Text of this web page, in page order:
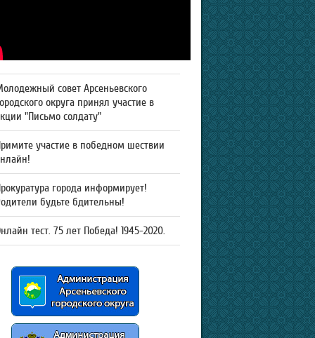
совет Арсеньевского
округа принял участие в
"Письмо солдату"
участие в победном шествии
города информирует!
будьте бдительны!
тест. 75 лет Победа! 1945-2020.